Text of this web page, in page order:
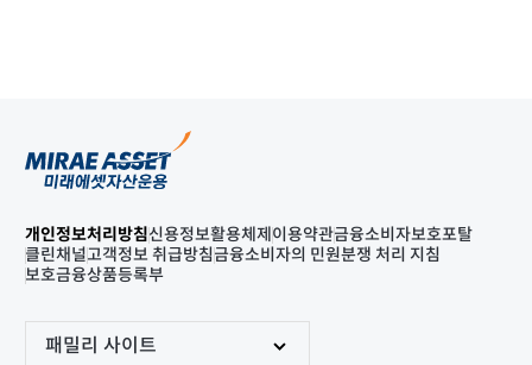
개인정보처리방침신용정보활용체제 이용약관금융소비자보호포탈
클린채널고객정보 취급방침금융소비자의 민원분쟁 처리 지침
보호금융상품등록부
패밀리 사이트